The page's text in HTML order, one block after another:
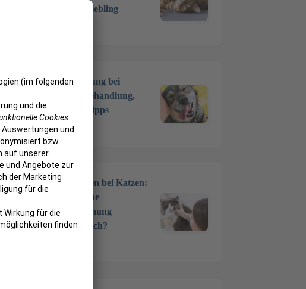
für Ihren Liebling
Zahnreinigung bei
Hunden: Behandlung,
Kosten & Tipps
20 Dez. 2024
Zähne ziehen bei Katzen:
Wann ist eine
Zahnentfernung
unumgänglich?